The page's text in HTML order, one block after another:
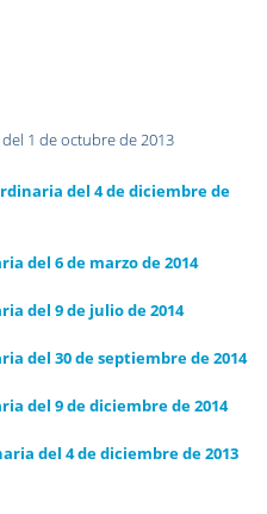
1 de octubre de 2013
del 4 de diciembre de
del 6 de marzo de 2014
del 9 de julio de 2014
del 30 de septiembre de 2014
del 9 de diciembre de 2014
del 4 de diciembre de 2013